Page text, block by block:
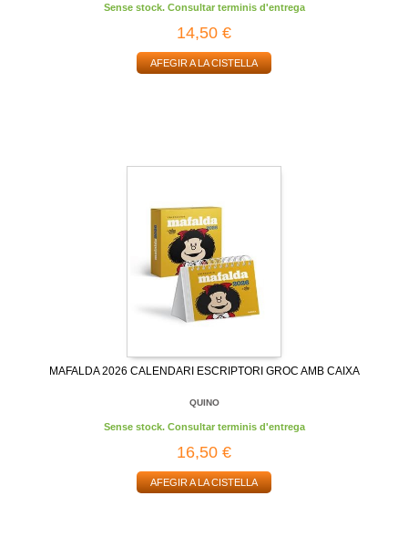
Sense stock. Consultar terminis d'entrega
14,50 €
AFEGIR A LA CISTELLA
MAFALDA 2026 CALENDARI ESCRIPTORI GROC AMB CAIXA
QUINO
Sense stock. Consultar terminis d'entrega
16,50 €
AFEGIR A LA CISTELLA